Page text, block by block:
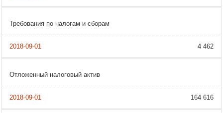
Требования по налогам и сборам
4 462
Отложенный налоговый актив
164 616